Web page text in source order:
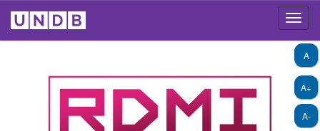
A+
A-
A